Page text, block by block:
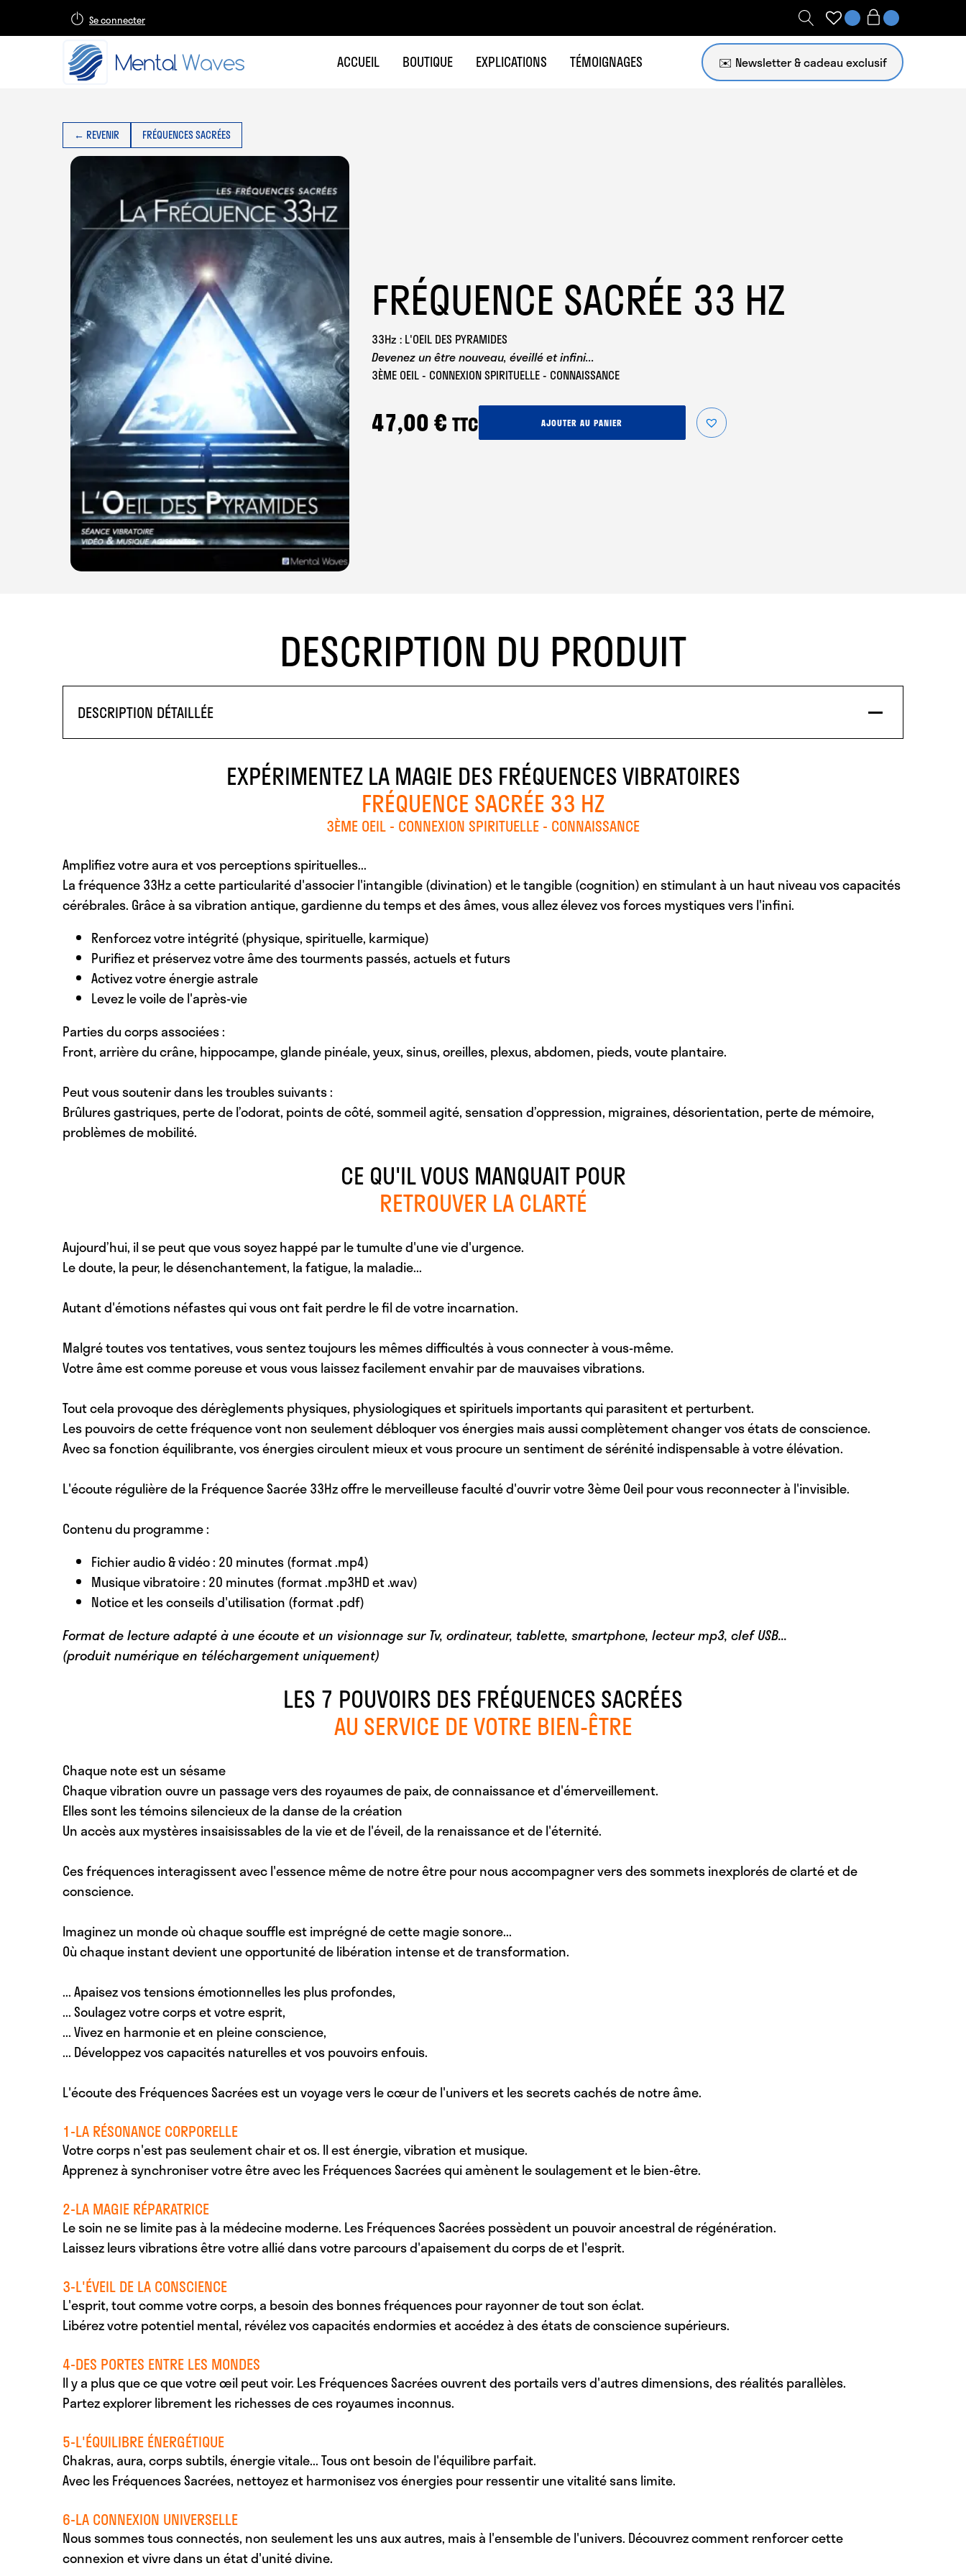
Se connecter
ACCUEIL BOUTIQUE EXPLICATIONS TÉMOIGNAGES ✉️ Newsletter
← REVENIR FRÉQUENCES SACRÉES
FRÉQUENCE SACRÉE 33 HZ
33Hz : L'OEIL DES PYRAMIDES
Devenez un être nouveau, éveillé et infini...
3ÈME OEIL - CONNEXION SPIRITUELLE - CONNAISSANCE
47,00€ TTCquantité
de
AJOUTER AU PANIER
DESCRIPTION DU PRODUIT
DESCRIPTION DÉTAILLÉE
EXPÉRIMENTEZ LA MAGIE DES FRÉQUENCES VIBRATOIRES
FRÉQUENCE SACRÉE 33 HZ
3ÈME OEIL - CONNEXION SPIRITUELLE - CONNAISSANCE
Amplifiez votre aura et vos perceptions spirituelles...
La fréquence 33Hz a cette particularité d'associer l'intangible (divination) et le tangible (cognition) en stimulant à un haut niveau vos capacités
cérébrales. Grâce à sa vibration antique, gardienne du temps et des âmes, vous allez élevez vos forces mystiques vers l'infini.
Renforcez votre intégrité (physique, spirituelle, karmique)
Purifiez et préservez votre âme des tourments passés, actuels et futurs
Activez votre énergie astrale
Levez le voile de l'après-vie
Parties du corps associées :
Front, arrière du crâne, hippocampe, glande pinéale, yeux, sinus, oreilles, plexus, abdomen, pieds, voute plantaire.
Peut vous soutenir dans les troubles suivants :
Brûlures gastriques, perte de l’odorat, points de côté, sommeil agité, sensation d’oppression, migraines, désorientation, perte de mémoire,
problèmes de mobilité.
CE QU'IL VOUS MANQUAIT POUR
RETROUVER LA CLARTÉ
Aujourd’hui, il se peut que vous soyez happé par le tumulte d'une vie d'urgence.
Le doute, la peur, le désenchantement, la fatigue, la maladie...
Autant d'émotions néfastes qui vous ont fait perdre le fil de votre incarnation.
Malgré toutes vos tentatives, vous sentez toujours les mêmes difficultés à vous connecter à vous-même.
Votre âme est comme poreuse et vous vous laissez facilement envahir par de mauvaises vibrations.
Tout cela provoque des dérèglements physiques, physiologiques et spirituels importants qui parasitent et perturbent.
Les pouvoirs de cette fréquence vont non seulement débloquer vos énergies mais aussi complètement changer vos états de conscience.
Avec sa fonction équilibrante, vos énergies circulent mieux et vous procure un sentiment de sérénité indispensable à votre élévation.
L'écoute régulière de la Fréquence Sacrée 33Hz offre le merveilleuse faculté d'ouvrir votre 3ème Oeil pour vous reconnecter à l'invisible.
Contenu du programme :
Fichier audio & vidéo : 20 minutes (format .mp4)
Musique vibratoire : 20 minutes (format .mp3HD et .wav)
Notice et les conseils d'utilisation (format .pdf)
Format de lecture adapté à une écoute et un visionnage sur Tv, ordinateur, tablette, smartphone, lecteur mp3, clef USB...
(produit numérique en téléchargement uniquement)
LES 7 POUVOIRS DES FRÉQUENCES SACRÉES
AU SERVICE DE VOTRE BIEN-ÊTRE
Chaque note est un sésame
Chaque vibration ouvre un passage vers des royaumes de paix, de connaissance et d'émerveillement.
Elles sont les témoins silencieux de la danse de la création
Un accès aux mystères insaisissables de la vie et de l'éveil, de la renaissance et de l'éternité.
Ces fréquences interagissent avec l'essence même de notre être pour nous accompagner vers des sommets inexplorés de clarté et de
conscience.
Imaginez un monde où chaque souffle est imprégné de cette magie sonore...
Où chaque instant devient une opportunité de libération intense et de transformation.
... Apaisezvos tensions émotionnelles les plus profondes,
... Soulagezvotre corps et votre esprit,
... Vivezen harmonie et en pleine conscience,
... Développezvos capacités naturelles et vos pouvoirs enfouis.
L'écoute des Fréquences Sacrées est un voyage vers le cœur de l'univers et les secrets cachés de notre âme.
1-LA RÉSONANCE CORPORELLE
Votre corps n'est pas seulement chair et os. Il est énergie, vibration et musique.
Apprenez à synchroniser votre être avec les Fréquences Sacrées qui amènent le soulagement et le bien-être.
2-LA MAGIE RÉPARATRICE
Le soin ne se limite pas à la médecine moderne. Les Fréquences Sacrées possèdent un pouvoir ancestral de régénération.
Laissez leurs vibrations être votre allié dans votre parcours d'apaisement du corps de et l'esprit.
3-L'ÉVEIL DE LA CONSCIENCE
L'esprit, tout comme votre corps, a besoin des bonnes fréquences pour rayonner de tout son éclat.
Libérez votre potentiel mental, révélez vos capacités endormies et accédez à des états de conscience supérieurs.
4-DES PORTES ENTRE LES MONDES
Il y a plus que ce que votre œil peut voir. Les Fréquences Sacrées ouvrent des portails vers d'autres dimensions, des réalités parallèles.
Partez explorer librement les richesses de ces royaumes inconnus.
5-L'ÉQUILIBRE ÉNERGÉTIQUE
Chakras, aura, corps subtils, énergie vitale... Tous ont besoin de l'équilibre parfait.
Avec les Fréquences Sacrées, nettoyez et harmonisez vos énergies pour ressentir une vitalité sans limite.
6-LA CONNEXION UNIVERSELLE
Nous sommes tous connectés, non seulement les uns aux autres, mais à l'ensemble de l'univers. Découvrez comment renforcer cette
connexion et vivre dans un état d'unité divine.